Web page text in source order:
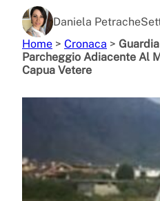
Daniela Petrache
Home > Cronaca >
Parcheggio Adiacente Al
Capua Vetere